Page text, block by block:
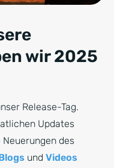
wir 2025
Release-Tag.
Updates
des
und Videos